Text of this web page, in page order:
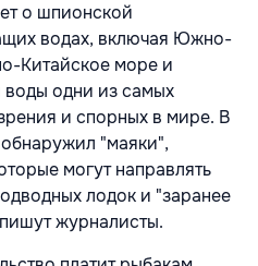
о шпионской
водах, включая Южно-
Китайское море и
воды одни из самых
и спорных в мире. В
"маяки",
могут направлять
лодок и "заранее
журналисты.